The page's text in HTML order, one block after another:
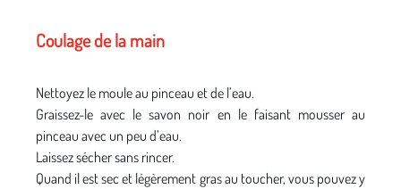
Coulage de la main
Nettoyez le moule au pinceau et de l’eau.
Graissez-le avec le savon noir en le faisant mousser au
pinceau avec un peu d’eau.
Laissez sécher sans rincer.
Quand il est sec et légèrement gras au toucher, vous pouvez y